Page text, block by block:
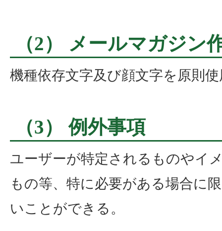
（2） メールマガジン
機種依存文字及び顔文字を原則
（3） 例外事項
ユーザーが特定されるものやイ
もの等、特に必要がある場合に
いことができる。